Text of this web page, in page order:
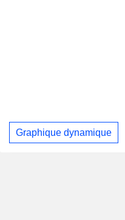
Graphique dynamique